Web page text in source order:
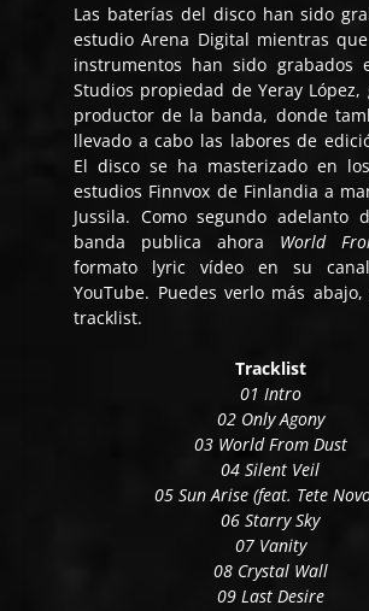
Las baterías del disco han sido
estudio Arena Digital mientras
instrumentos han sido grabados
Studios propiedad de Yeray
productor de la banda, donde
llevado a cabo las labores de
El disco se ha masterizado en
estudios Finnvox de Finlandia a
Jussila. Como segundo adelanto
banda publica ahora World
formato lyric vídeo en su
YouTube. Puedes verlo más
tracklist.
Tracklist
01 Intro
02 Only Agony
03 World From Dust
04 Silent Veil
05 Sun Arise (feat. Tete
06 Starry Sky
07 Vanity
08 Crystal Wall
09 Last Desire